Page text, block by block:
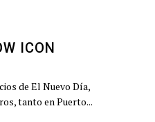
de El Nuevo Día,
tanto en Puerto...